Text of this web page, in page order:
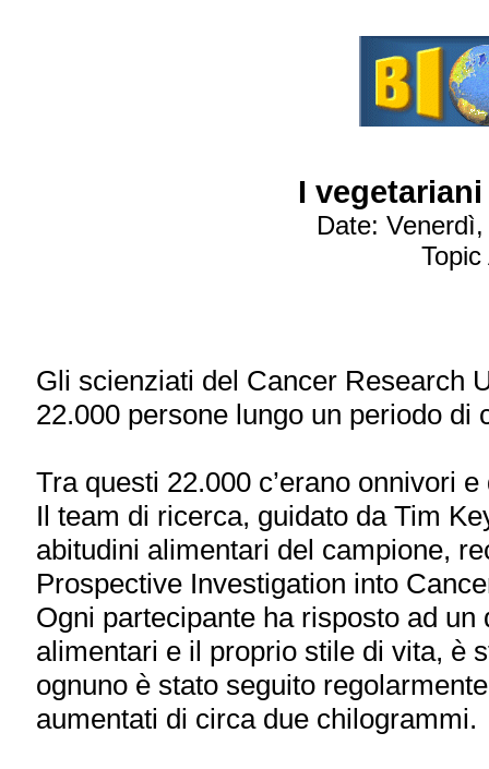
I
Date:
Gli scienziati del Cancer Research
22.000 persone lungo un periodo di
Tra questi 22.000 c’erano onnivori
Il team di ricerca, guidato da Tim
abitudini alimentari del campione,
Prospective Investigation into
Ogni partecipante ha risposto ad
alimentari e il proprio stile di vita, è
ognuno è stato seguito
aumentati di circa due chilogrammi.